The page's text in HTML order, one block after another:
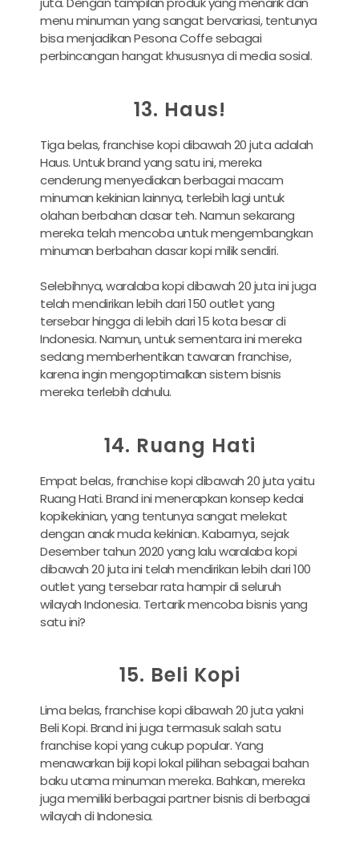
menu minuman yang sangat bervariasi, tentunya
bisa menjadikan Pesona Coffe sebagai
perbincangan hangat khususnya di media sosial.
13. Haus!
Tiga belas, franchise kopi dibawah 20 juta adalah
Haus. Untuk brand yang satu ini, mereka
cenderung menyediakan berbagai macam
minuman kekinian lainnya, terlebih lagi untuk
olahan berbahan dasar teh. Namun sekarang
mereka telah mencoba untuk mengembangkan
minuman berbahan dasar kopi milik sendiri.
Selebihnya, waralaba kopi dibawah 20 juta ini juga
telah mendirikan lebih dari 150 outlet yang
tersebar hingga di lebih dari 15 kota besar di
Indonesia. Namun, untuk sementara ini mereka
sedang memberhentikan tawaran franchise,
karena ingin mengoptimalkan sistem bisnis
mereka terlebih dahulu.
14. Ruang Hati
Empat belas, franchise kopi dibawah 20 juta yaitu
Ruang Hati. Brand ini menerapkan konsep kedai
kopikekinian, yang tentunya sangat melekat
dengan anak muda kekinian. Kabarnya, sejak
Desember tahun 2020 yang lalu waralaba kopi
dibawah 20 juta ini telah mendirikan lebih dari 100
outlet yang tersebar rata hampir di seluruh
wilayah Indonesia. Tertarik mencoba bisnis yang
satu ini?
15. Beli Kopi
Lima belas, franchise kopi dibawah 20 juta yakni
Beli Kopi. Brand ini juga termasuk salah satu
franchise kopi yang cukup popular. Yang
menawarkan biji kopi lokal pilihan sebagai bahan
baku utama minuman mereka. Bahkan, mereka
juga memiliki berbagai partner bisnis di berbagai
wilayah di Indonesia.